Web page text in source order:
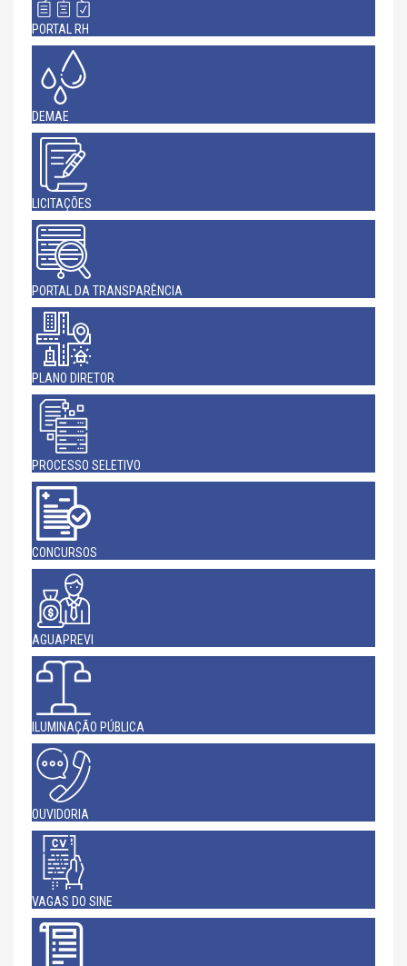
PORTAL RH
DEMAE
LICITAÇÕES
PORTAL DA TRANSPARÊNCIA
PLANO DIRETOR
PROCESSO SELETIVO
CONCURSOS
AGUAPREVI
ILUMINAÇÃO PÚBLICA
OUVIDORIA
VAGAS DO SINE